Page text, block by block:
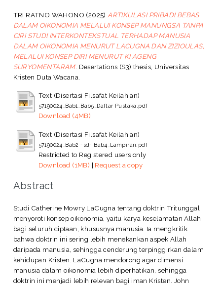
TRI RATNO WAHONO (2025) ARTIKULASI PRIBADI BEBAS
DALAM OIKONOMIA MELALUI KONSEP MANUNGSA TANPA
CIRI STUDI INTERKONTEKSTUAL TERHADAP MANUSIA
DALAM OIKONOMIA MENURUT LACUGNA DAN ZIZIOULAS,
MELALUI KONSEP DIRI MENURUT KI AGENG
SURYOMENTARAM. Desertations (S3) thesis, Universitas
Kristen Duta Wacana.
Text (Disertasi Filsafat Keilahian)
57190024_Bab1_Bab5_Daftar Pustaka.pdf
Download (4MB)
Text (Disertasi Filsafat Keilahian)
57190024_Bab2 -sd- Bab4_Lampiran.pdf
Restricted to Registered users only
Download (1MB) | Request a copy
Abstract
Studi Catherine Mowry LaCugna tentang doktrin Tritunggal
menyoroti konsep oikonomia, yaitu karya keselamatan Allah
bagi seluruh ciptaan, khususnya manusia. Ia mengkritik
bahwa doktrin ini sering lebih menekankan aspek Allah
daripada manusia, sehingga cenderung terpinggirkan dalam
kehidupan Kristen. LaCugna mendorong agar dimensi
manusia dalam oikonomia lebih diperhatikan, sehingga
doktrin ini menjadi lebih relevan bagi iman Kristen. John